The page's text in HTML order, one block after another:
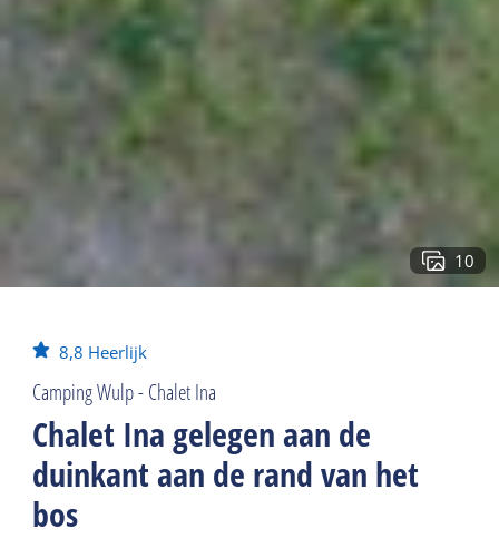
10
8,8 Heerlijk
Camping Wulp - Chalet Ina
Chalet Ina gelegen aan de
duinkant aan de rand van het
bos